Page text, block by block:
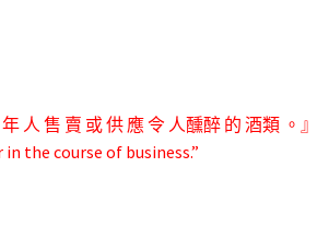
人 售 賣 或 供 應 令 人醺醉 的 酒類 。』
the course of business.”